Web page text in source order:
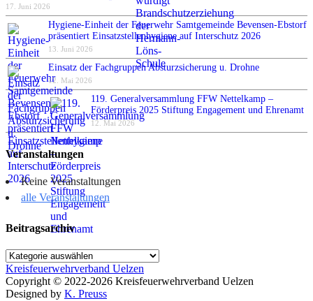
17. Juni 2026
Hygiene-Einheit der Feuerwehr Samtgemeinde Bevensen-Ebstorf
präsentiert Einsatzstellenhygiene auf Interschutz 2026
13. Juni 2026
Einsatz der Fachgruppen Absturzsicherung u. Drohne
12. Mai 2026
119. Generalversammlung FFW Nettelkamp –
Förderpreis 2025 Stiftung Engagement und Ehrenamt
12. Mai 2026
Veranstaltungen
Keine Veranstaltungen
alle Veranstaltungen
Beitragsarchiv
Beitragsarchiv
Kreisfeuerwehrverband Uelzen
Copyright © 2022-2026 Kreisfeuerwehrverband Uelzen
Designed by K. Preuss